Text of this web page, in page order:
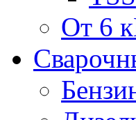
От 6